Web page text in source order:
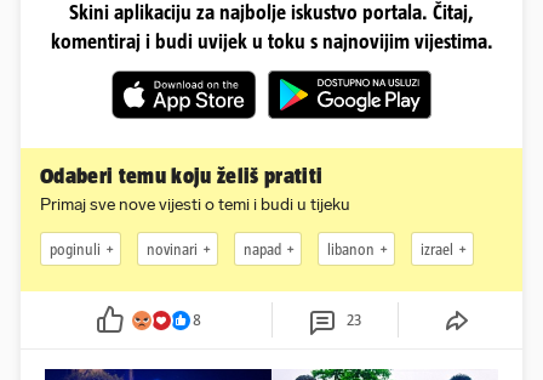
Skini aplikaciju za najbolje iskustvo portala. Čitaj,
komentiraj i budi uvijek u toku s najnovijim vijestima.
Odaberi temu koju želiš pratiti
Primaj sve nove vijesti o temi i budi u tijeku
poginuli novinari napad libanon izrael
8 23